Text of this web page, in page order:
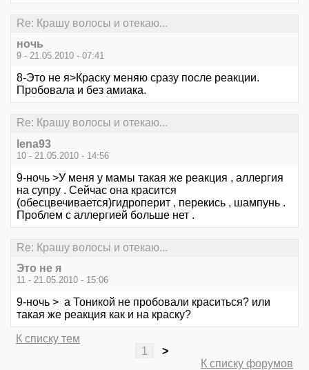
Re: Крашу волосы и отекаю...
ночь
9 - 21.05.2010 - 07:41
8-Это не я>Краску меняю сразу после реакции.
Пробовала и без амиака.
Re: Крашу волосы и отекаю...
lena93
10 - 21.05.2010 - 14:56
9-ночь >У меня у мамы такая же реакция , аллергия
на супру . Сейчас она красится
(обесцвечивается)гидроперит , перекись , шампунь .
Проблем с аллергией больше нет .
Re: Крашу волосы и отекаю...
Это не я
11 - 21.05.2010 - 15:06
9-ночь > а Тоникой не пробовали краситься? или
такая же реакция как и на краску?
К списку тем
1
>
К списку форумов